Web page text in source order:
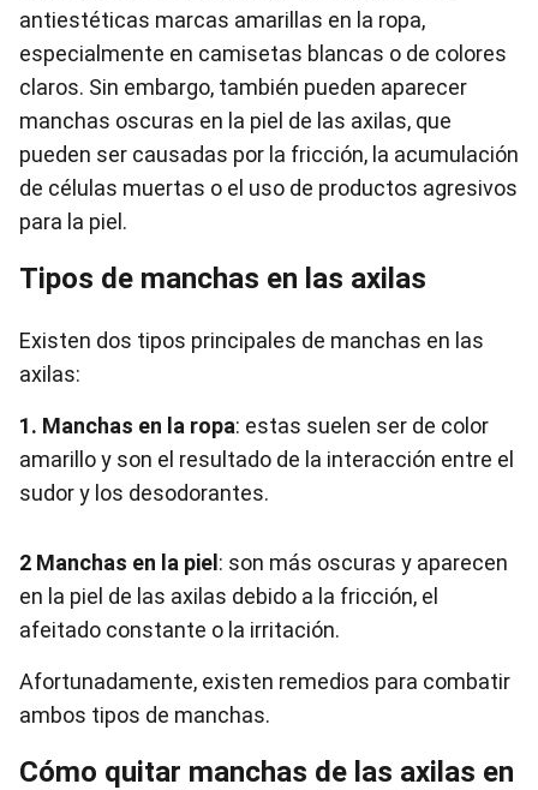
antiestéticas marcas amarillas en la ropa,
especialmente en camisetas blancas o de colores
claros. Sin embargo, también pueden aparecer
manchas oscuras en la piel de las axilas, que
pueden ser causadas por la fricción, la acumulación
de células muertas o el uso de productos agresivos
para la piel.
Tipos de manchas en las axilas
Existen dos tipos principales de manchas en las
axilas:
1. Manchas en la ropa: estas suelen ser de color
amarillo y son el resultado de la interacción entre el
sudor y los desodorantes.
2 Manchas en la piel : son más oscuras y aparecen
en la piel de las axilas debido a la fricción, el
afeitado constante o la irritación.
Afortunadamente, existen remedios para combatir
ambos tipos de manchas.
Cómo quitar manchas de las axilas en